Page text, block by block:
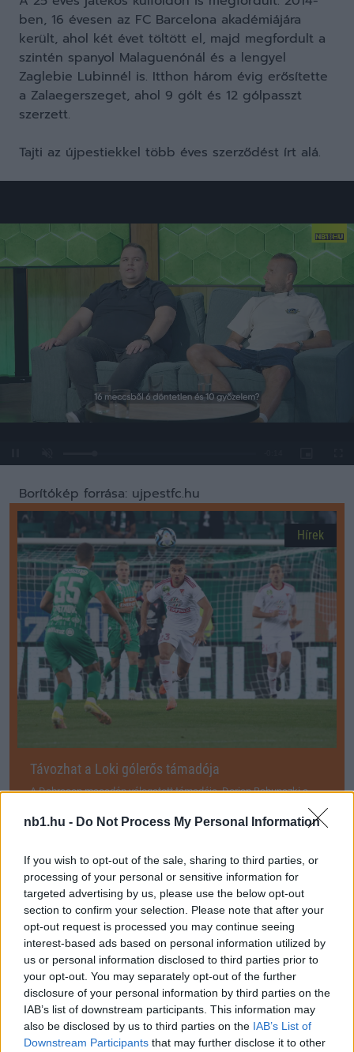
nb1.hu - Do Not Process My Personal Information
If you wish to opt-out of the sale, sharing to third parties, or
processing of your personal or sensitive information for
targeted advertising by us, please use the below opt-out
section to confirm your selection. Please note that after your
opt-out request is processed you may continue seeing
interest-based ads based on personal information utilized by
us or personal information disclosed to third parties prior to
your opt-out. You may separately opt-out of the further
disclosure of your personal information by third parties on the
IAB’s list of downstream participants. This information may
also be disclosed by us to third parties on the IAB’s List of
Downstream Participants that may further disclose it to other
ben, 16 évesen az FC Barcelona akadémiájára
került, ahol két évet töltött el, majd megfordult a
szintén spanyol Malaguenónál és a lengyel
Zaglebie Lubinnél is. Itthon három évig erősítette
a Zalaegerszeget, ahol 9 gólt és 12 gólpasszt
szerzett.
Tajti az újpestiekkel több éves szerződést írt alá.
0%
Borítókép forrása: ujpestfc.hu
Hírek
Távozhat a Loki gólerős támadója
A Debrecen macedón válogatott támadója, Dorian Babunszki a
Nemzeti Sport. A DVSC előző […]
2023.08.27 16:17
Megosztás:
KAPCSOLÓDÓ HÍREK